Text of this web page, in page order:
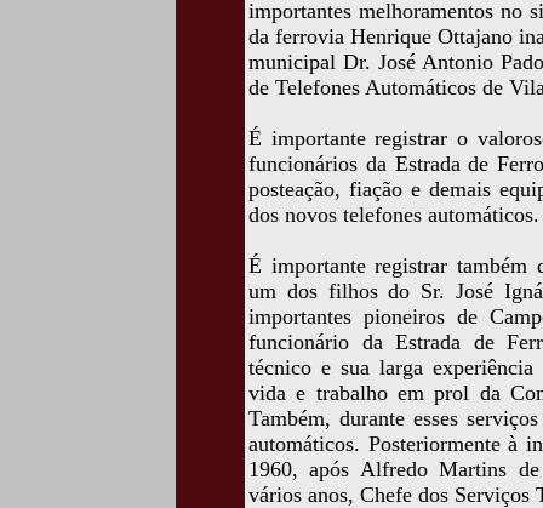
importantes melhoramentos no
da ferrovia Henrique Ottajano
municipal Dr. José Antonio
de Telefones Automáticos de
É importante registrar o
funcionários da Estrada de
posteação, fiação e demais
dos novos telefones automáticos.
É importante registrar também
um dos filhos do Sr. José
importantes pioneiros de
funcionário da Estrada de
técnico e sua larga
vida e trabalho em prol da
Também, durante esses
automáticos. Posteriormente à
1960, após Alfredo Martins
vários anos, Chefe dos Serviços